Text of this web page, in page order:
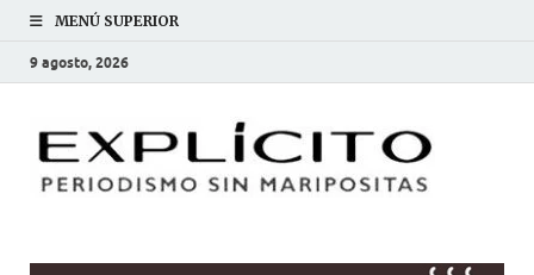
MENÚ SUPERIOR
9 agosto, 2026